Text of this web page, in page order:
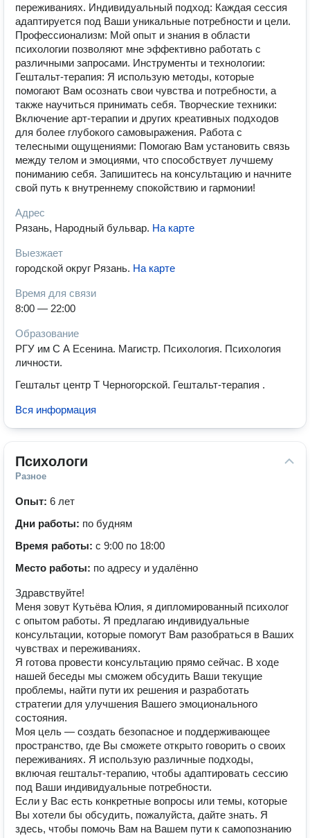
переживаниях. Индивидуальный подход: Каждая сессия
адаптируется под Ваши уникальные потребности и цели.
Профессионализм: Мой опыт и знания в области
психологии позволяют мне эффективно работать с
различными запросами. Инструменты и технологии:
Гештальт-терапия: Я использую методы, которые
помогают Вам осознать свои чувства и потребности, а
также научиться принимать себя. Творческие техники:
Включение арт-терапии и других креативных подходов
для более глубокого самовыражения. Работа с
телесными ощущениями: Помогаю Вам установить связь
между телом и эмоциями, что способствует лучшему
пониманию себя. Запишитесь на консультацию и начните
свой путь к внутреннему спокойствию и гармонии!
Адрес
Рязань, Народный бульвар. На карте
Выезжает
городской округ Рязань. На карте
Время для связи
8:00 — 22:00
Образование
РГУ им С А Есенина. Магистр. Психология. Психология
личности.
Гештальт центр Т Черногорской. Гештальт-терапия .
Вся информация
Психологи
Разное
Опыт: 6 лет
Дни работы: по будням
Время работы: с 9:00 по 18:00
Место работы: по адресу и удалённо
Здравствуйте!
Меня зовут Кутьёва Юлия, я дипломированный психолог
с опытом работы. Я предлагаю индивидуальные
консультации, которые помогут Вам разобраться в Ваших
чувствах и переживаниях.
Я готова провести консультацию прямо сейчас. В ходе
нашей беседы мы сможем обсудить Ваши текущие
проблемы, найти пути их решения и разработать
стратегии для улучшения Вашего эмоционального
состояния.
Моя цель — создать безопасное и поддерживающее
пространство, где Вы сможете открыто говорить о своих
переживаниях. Я использую различные подходы,
включая гештальт-терапию, чтобы адаптировать сессию
под Ваши индивидуальные потребности.
Если у Вас есть конкретные вопросы или темы, которые
Вы хотели бы обсудить, пожалуйста, дайте знать. Я
здесь, чтобы помочь Вам на Вашем пути к самопознанию